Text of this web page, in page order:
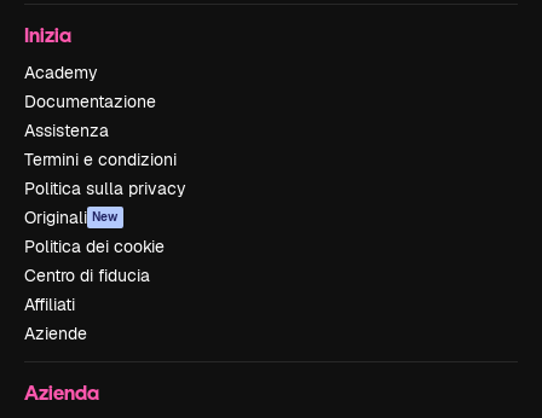
Inizia
Academy
Documentazione
Assistenza
Termini e condizioni
Politica sulla privacy
Originali New
Politica dei cookie
Centro di fiducia
Affiliati
Aziende
Azienda